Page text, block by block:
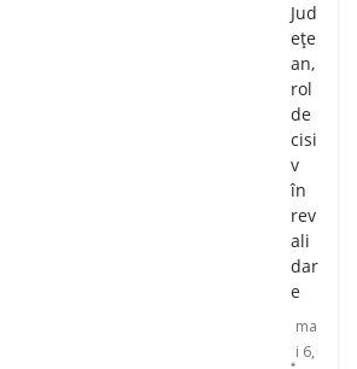
Jud
ețe
an,
rol
de
cisi
v
în
rev
ali
dar
e
ma
i 6,